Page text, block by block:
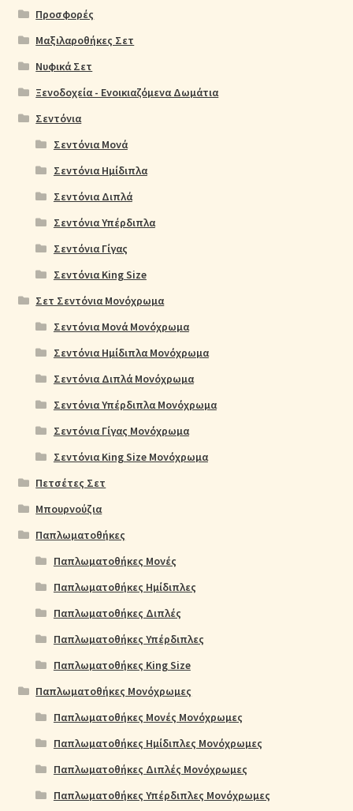
Προσφορές
Μαξιλαροθήκες Σετ
Νυφικά Σετ
Ξενοδοχεία - Ενοικιαζόμενα Δωμάτια
Σεντόνια
Σεντόνια Μονά
Σεντόνια Ημίδιπλα
Σεντόνια Διπλά
Σεντόνια Υπέρδιπλα
Σεντόνια Γίγας
Σεντόνια King Size
Σετ Σεντόνια Μονόχρωμα
Σεντόνια Μονά Μονόχρωμα
Σεντόνια Ημίδιπλα Μονόχρωμα
Σεντόνια Διπλά Μονόχρωμα
Σεντόνια Υπέρδιπλα Μονόχρωμα
Σεντόνια Γίγας Μονόχρωμα
Σεντόνια King Size Μονόχρωμα
Πετσέτες Σετ
Μπουρνούζια
Παπλωματοθήκες
Παπλωματοθήκες Μονές
Παπλωματοθήκες Ημίδιπλες
Παπλωματοθήκες Διπλές
Παπλωματοθήκες Υπέρδιπλες
Παπλωματοθήκες King Size
Παπλωματοθήκες Μονόχρωμες
Παπλωματοθήκες Μονές Μονόχρωμες
Παπλωματοθήκες Ημίδιπλες Μονόχρωμες
Παπλωματοθήκες Διπλές Μονόχρωμες
Παπλωματοθήκες Υπέρδιπλες Μονόχρωμες